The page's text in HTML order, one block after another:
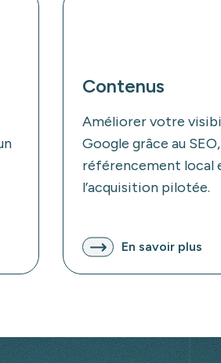
Contenus
Améliorer votre
Google grâce au
référencement local
l’acquisition pilotée.
En savoir plus